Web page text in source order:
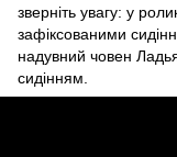
зверніть увагу: у
зафіксованими
надувний човен
сидінням.